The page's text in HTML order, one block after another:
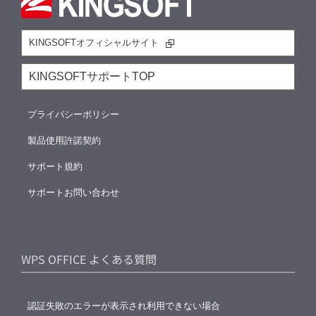
KINGSOFTオフィシャルサイト
KINGSOFTサポートTOP
プライバシーポリシー
製品使用許諾契約
サポート規約
サポートお問い合わせ
WPS OFFICE よくある質問
認証失敗のエラーが表示され利用できない場合